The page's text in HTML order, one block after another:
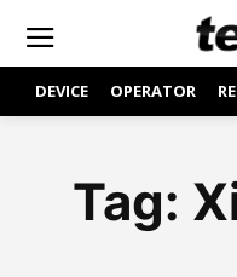
DEVICE OPERATOR
Tag: